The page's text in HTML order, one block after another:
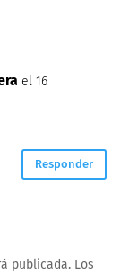
el 16
Responder
publicada. Los